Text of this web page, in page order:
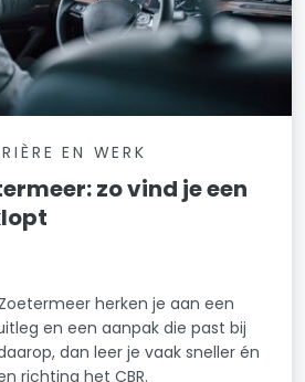
EN WERK
zo vind je een
herken je aan een
en een aanpak die past bij
dan leer je vaak sneller én
richting het CBR.